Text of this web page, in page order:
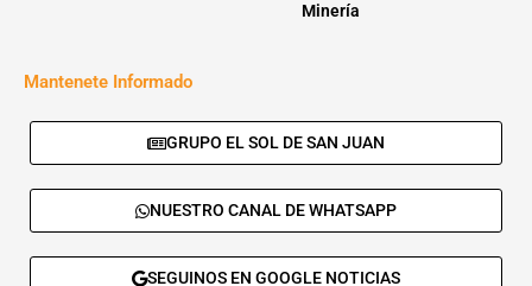
Minería
Mantenete Informado
GRUPO EL SOL DE SAN JUAN
NUESTRO CANAL DE WHATSAPP
SEGUINOS EN GOOGLE NOTICIAS